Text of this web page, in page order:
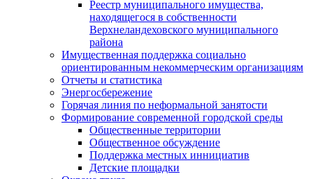
Реестр муниципального имущества,
находящегося в собственности
Верхнеландеховского муниципального
района
Имущественная поддержка социально
ориентированным некоммерческим организациям
Отчеты и статистика
Энергосбережение
Горячая линия по неформальной занятости
Формирование современной городской среды
Общественные территории
Общественное обсуждение
Поддержка местных иннициатив
Детские площадки